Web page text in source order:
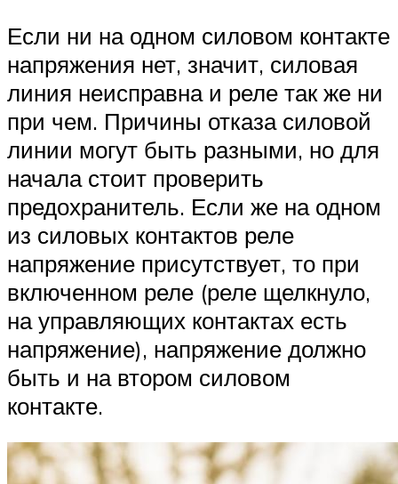
Если ни на одном силовом контакте
напряжения нет, значит, силовая
линия неисправна и реле так же ни
при чем. Причины отказа силовой
линии могут быть разными, но для
начала стоит проверить
предохранитель. Если же на одном
из силовых контактов реле
напряжение присутствует, то при
включенном реле (реле щелкнуло,
на управляющих контактах есть
напряжение), напряжение должно
быть и на втором силовом
контакте.